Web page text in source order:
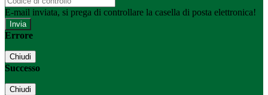
E-mail inviata, si prega di controllare la casella di posta elettronica!
Errore
Chiudi
Successo
Chiudi